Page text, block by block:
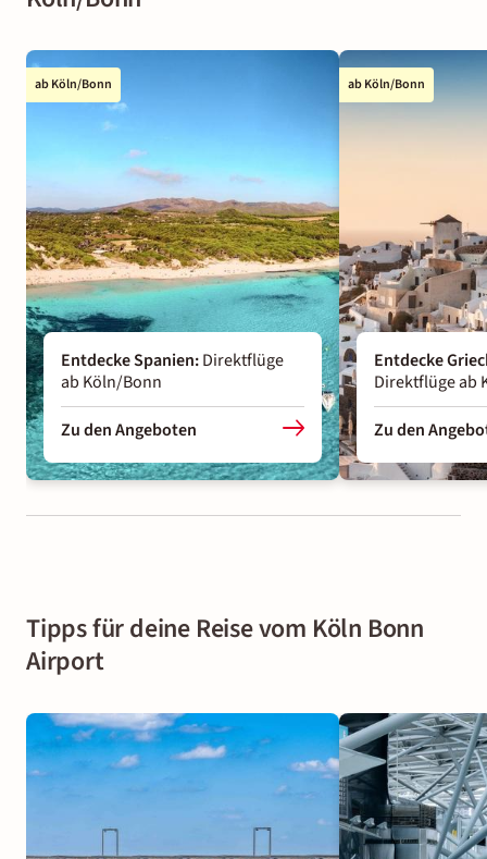
ab Köln/Bonn
Entdecke Spanien:Direktflüge
ab Köln/Bonn
Zu den Angeboten
ab Köln/Bonn
Entdecke
Direktflüge ab
Zu den
Tipps für deine Reise vom Köln Bonn
Airport